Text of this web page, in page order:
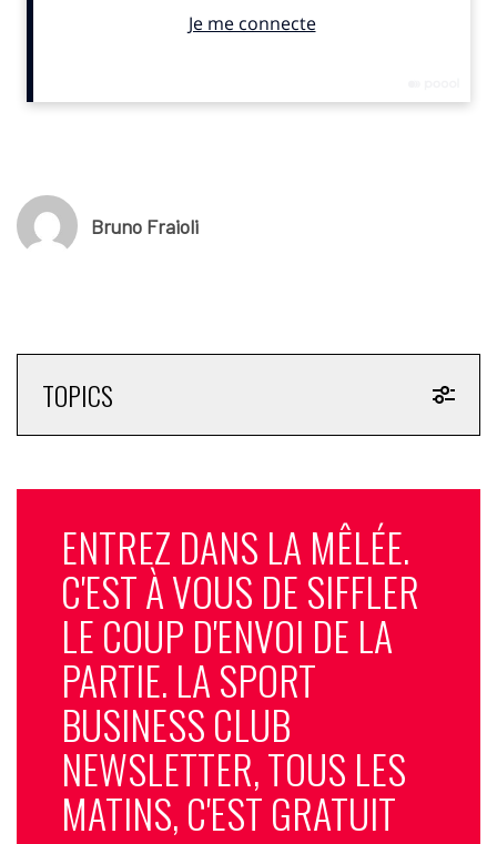
Bruno Fraioli
TOPICS
ENTREZ DANS LA MÊLÉE.
C'EST À VOUS DE SIFFLER
LE COUP D'ENVOI DE LA
PARTIE. LA SPORT
BUSINESS CLUB
NEWSLETTER, TOUS LES
MATINS, C'EST GRATUIT